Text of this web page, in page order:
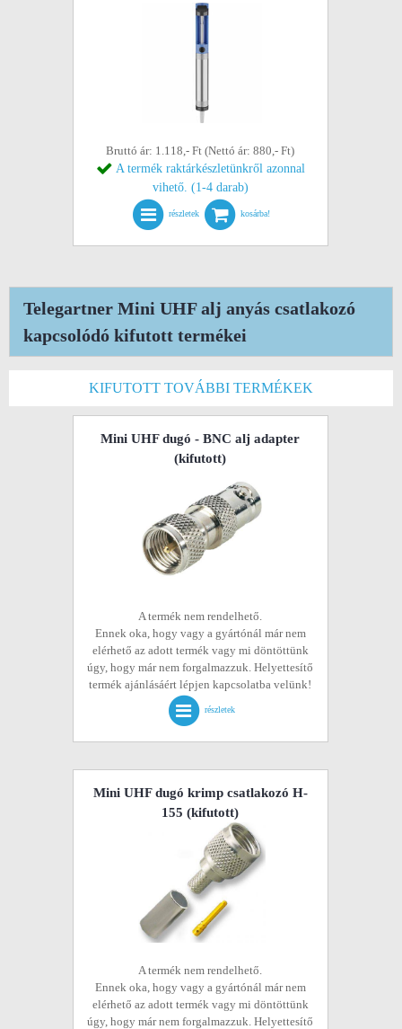
Bruttó ár: 1.118,- Ft (Nettó ár: 880,- Ft)
A termék raktárkészletünkről azonnal
vihető. (1-4 darab)
részletek kosárba!
Telegartner Mini UHF alj anyás csatlakozó
kapcsolódó kifutott termékei
KIFUTOTT TOVÁBBI TERMÉKEK
Mini UHF dugó - BNC alj adapter
(kifutott)
A termék nem rendelhető.
Ennek oka, hogy vagy a gyártónál már nem
elérhető az adott termék vagy mi döntöttünk
úgy, hogy már nem forgalmazzuk. Helyettesítő
termék ajánlásáért lépjen kapcsolatba velünk!
részletek
Mini UHF dugó krimp csatlakozó H-
155 (kifutott)
A termék nem rendelhető.
Ennek oka, hogy vagy a gyártónál már nem
elérhető az adott termék vagy mi döntöttünk
úgy, hogy már nem forgalmazzuk. Helyettesítő